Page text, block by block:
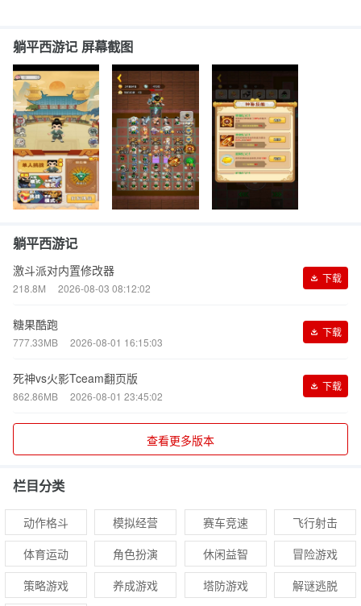
躺平西游记 屏幕截图
躺平西游记
激斗派对内置修改器
218.8M 2026-08-03 08:12:02
下载
糖果酷跑
777.33MB 2026-08-01 16:15:03
下载
死神vs火影Tceam翻页版
862.86MB 2026-08-01 23:45:02
下载
查看更多版本
栏目分类
动作格斗 模拟经营 赛车竞速
飞行射击
体育运动
角色扮演 休闲益智
冒险游戏
策略游戏
养成游戏 塔防游戏 解谜逃脱